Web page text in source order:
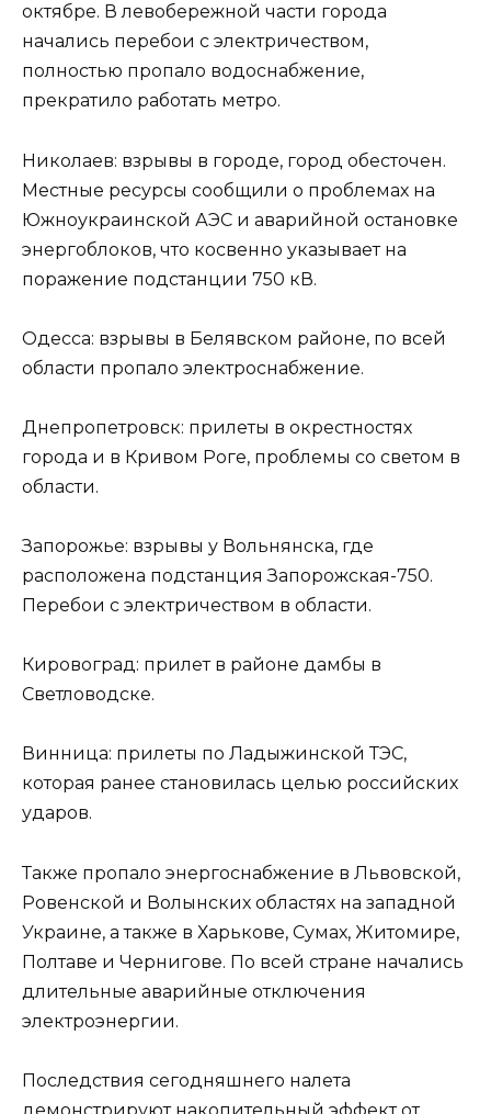
октябре. В левобережной части города
начались перебои с электричеством,
полностью пропало водоснабжение,
прекратило работать метро.
Николаев: взрывы в городе, город обесточен.
Местные ресурсы сообщили о проблемах на
Южноукраинской АЭС и аварийной остановке
энергоблоков, что косвенно указывает на
поражение подстанции 750 кВ.
Одесса: взрывы в Белявском районе, по всей
области пропало электроснабжение.
Днепропетровск: прилеты в окрестностях
города и в Кривом Роге, проблемы со светом в
области.
Запорожье: взрывы у Вольнянска, где
расположена подстанция Запорожская-750.
Перебои с электричеством в области.
Кировоград: прилет в районе дамбы в
Светловодске.
Винница: прилеты по Ладыжинской ТЭС,
которая ранее становилась целью российских
ударов.
Также пропало энергоснабжение в Львовской,
Ровенской и Волынских областях на западной
Украине, а также в Харькове, Сумах, Житомире,
Полтаве и Чернигове. По всей стране начались
длительные аварийные отключения
электроэнергии.
Последствия сегодняшнего налета